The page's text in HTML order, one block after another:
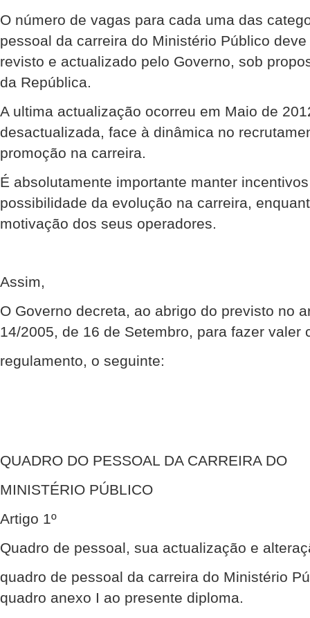
O número de vagas para cada uma das
pessoal da carreira do Ministério Público
revisto e actualizado pelo Governo, sob
da República.
A ultima actualização ocorreu em Maio de
desactualizada, face à dinâmica no
promoção na carreira.
É absolutamente importante manter
possibilidade da evolução na carreira,
motivação dos seus operadores.
Assim,
O Governo decreta, ao abrigo do previsto no
14/2005, de 16 de Setembro, para fazer valer
regulamento, o seguinte:
QUADRO DO PESSOAL DA CARREIRA DO
MINISTÉRIO PÚBLICO
Artigo 1º
Quadro de pessoal, sua actualização e
quadro de pessoal da carreira do Ministério
quadro anexo I ao presente diploma.